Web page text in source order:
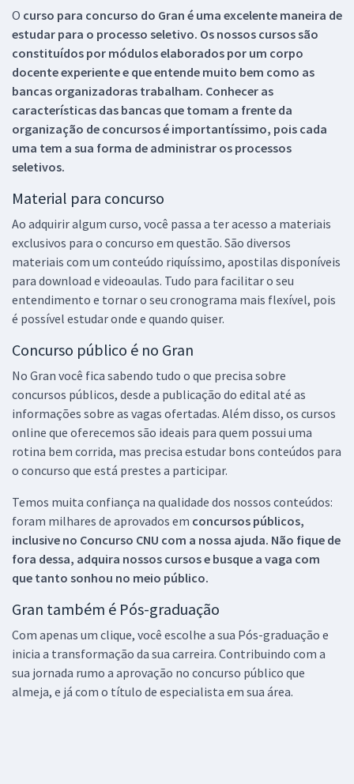
O curso para concurso do Gran é uma excelente maneira de
estudar para o processo seletivo. Os nossos cursos são
constituídos por módulos elaborados por um corpo
docente experiente e que entende muito bem como as
bancas organizadoras trabalham. Conhecer as
características das bancas que tomam a frente da
organização de concursos é importantíssimo, pois cada
uma tem a sua forma de administrar os processos
seletivos.
Material para concurso
Ao adquirir algum curso, você passa a ter acesso a materiais
exclusivos para o concurso em questão. São diversos
materiais com um conteúdo riquíssimo, apostilas disponíveis
para download e videoaulas. Tudo para facilitar o seu
entendimento e tornar o seu cronograma mais flexível, pois
é possível estudar onde e quando quiser.
Concurso público é no Gran
No Gran você fica sabendo tudo o que precisa sobre
concursos públicos, desde a publicação do edital até as
informações sobre as vagas ofertadas. Além disso, os cursos
online que oferecemos são ideais para quem possui uma
rotina bem corrida, mas precisa estudar bons conteúdos para
o concurso que está prestes a participar.
Temos muita confiança na qualidade dos nossos conteúdos:
foram milhares de aprovados em concursos públicos,
inclusive no Concurso CNU com a nossa ajuda. Não fique de
fora dessa, adquira nossos cursos e busque a vaga com
que tanto sonhou no meio público.
Gran também é Pós-graduação
Com apenas um clique, você escolhe a sua Pós-graduação e
inicia a transformação da sua carreira. Contribuindo com a
sua jornada rumo a aprovação no concurso público que
almeja, e já com o título de especialista em sua área.